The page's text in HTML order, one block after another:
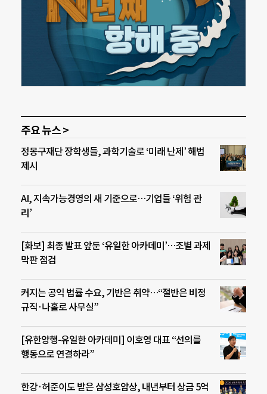
주요 뉴스 >
정몽구재단 장학생들, 과학기술로 ‘미래 난제’ 해법
제시
AI, 지속가능경영의 새 기준으로…기업들 ‘위험 관
리’
[화보] 최종 발표 앞둔 ‘유일한 아카데미’…조별 과제
막판 점검
커지는 공익 법률 수요, 기반은 취약…“절반은 비정
규직·나홀로 사무실”
[유한양행-유일한 아카데미] 이호영 대표 “선의를
행동으로 연결하라”
한강·허준이도 받은 삼성호암상, 내년부터 상금 5억